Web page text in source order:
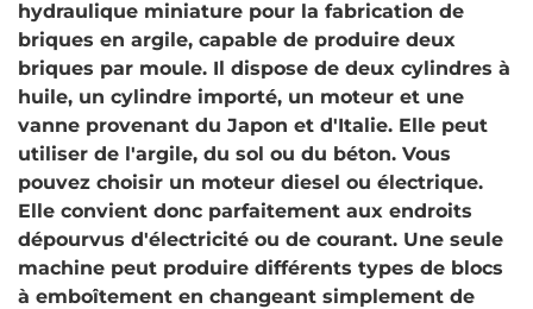
hydraulique miniature pour la fabrication de
briques en argile, capable de produire deux
briques par moule. Il dispose de deux cylindres à
huile, un cylindre importé, un moteur et une
vanne provenant du Japon et d'Italie. Elle peut
utiliser de l'argile, du sol ou du béton. Vous
pouvez choisir un moteur diesel ou électrique.
Elle convient donc parfaitement aux endroits
dépourvus d'électricité ou de courant. Une seule
machine peut produire différents types de blocs
à emboîtement en changeant simplement de